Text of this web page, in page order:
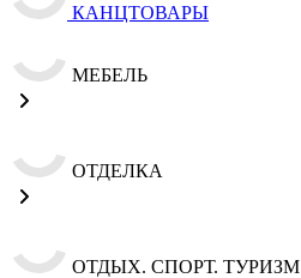
КАНЦТОВАРЫ
МЕБЕЛЬ
ОТДЕЛКА
ОТДЫХ. СПОРТ. ТУРИЗМ